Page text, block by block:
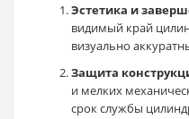
Эстетика и
видимый край
визуально
Защита
и мелких
срок службы